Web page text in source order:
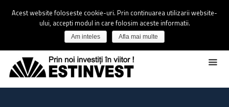
Acest website foloseste cookie-uri. Prin continuarea utilizarii website-
ului, accepti modul in care folosim aceste informatii.
Am inteles Afla mai multe